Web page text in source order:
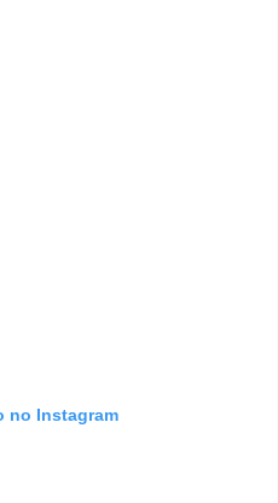
no Instagram